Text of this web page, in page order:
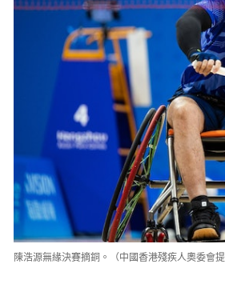
陳浩源無緣決賽摘銅。（中國香港殘疾人奧委會提